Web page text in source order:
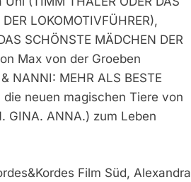
LOKOMOTIVFÜHRER),
SCHÖNSTE MÄDCHEN DER
Max von der Groeben
NANNI: MEHR ALS BESTE
die neuen magischen Tiere von
GINA. ANNA.) zum Leben
Film Süd, Alexandra